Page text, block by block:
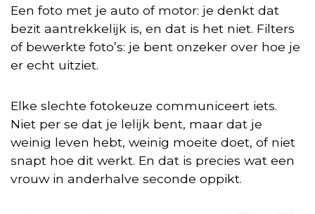
Een foto met je auto of motor: je denkt dat
bezit aantrekkelijk is, en dat is het niet. Filters
of bewerkte foto’s: je bent onzeker over hoe je
er echt uitziet.
Elke slechte fotokeuze communiceert iets.
Niet per se dat je lelijk bent, maar dat je
weinig leven hebt, weinig moeite doet, of niet
snapt hoe dit werkt. En dat is precies wat een
vrouw in anderhalve seconde oppikt.